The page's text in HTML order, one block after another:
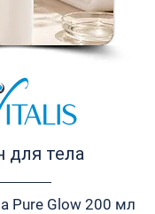
для тела
Pure Glow 200 мл